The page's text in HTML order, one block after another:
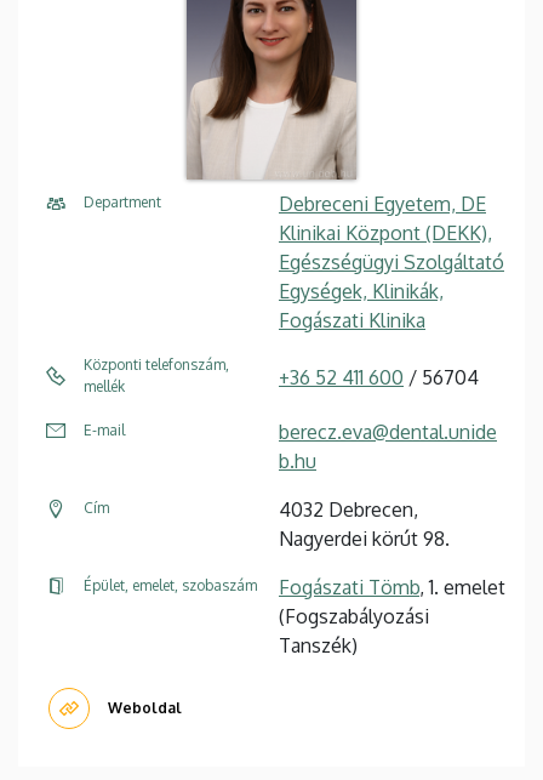
Department
Debreceni Egyetem, DE
Klinikai Központ (DEKK),
Egészségügyi Szolgáltató
Egységek, Klinikák,
Fogászati Klinika
Központi telefonszám,
mellék
+36 52 411 600 / 56704
E-mail
berecz.eva@dental.unide
b.hu
Cím
4032 Debrecen,
Nagyerdei körút 98.
Épület, emelet, szobaszám Fogászati Tömb, 1. emelet
(Fogszabályozási
Tanszék)
Weboldal